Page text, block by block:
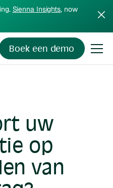
Sienna Insights, now
Boek een demo
uw
op
van